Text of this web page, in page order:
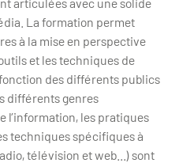
La formation permet
à la mise en perspective
et les techniques de
des différents publics
différents genres
l’information, les pratiques
techniques spécifiques à
télévision et web...) sont